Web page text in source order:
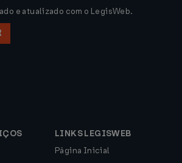
e atualizado com o LegisWeb.
LINKS LEGISWEB
Página Inicial